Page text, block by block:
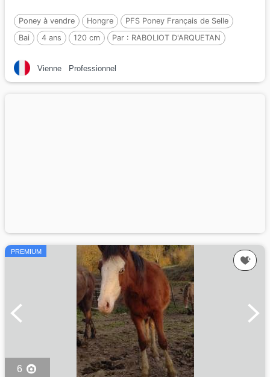
Poney à vendre Hongre
PFS Poney Français de Selle
Bai
4 ans 120 cm Par : RABOLIOT D'ARQUETAN
Vienne Professionnel
PREMIUM
6